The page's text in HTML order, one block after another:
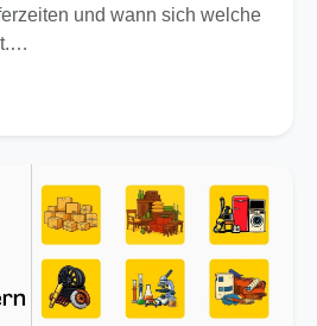
und wann sich welche